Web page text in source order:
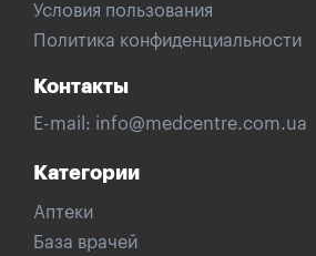
Условия пользования
Политика конфиденциальности
Контакты
E-mail: info@medcentre.com.ua
Категории
Аптеки
База врачей